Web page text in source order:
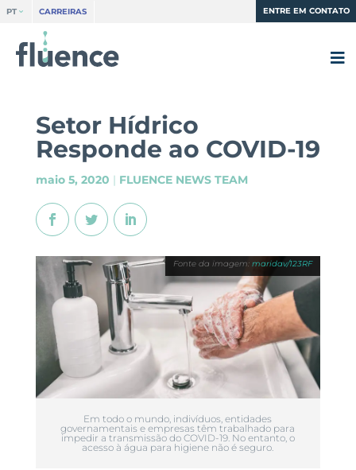
PT CARREIRAS ENTRE EM CONTATO
Setor Hídrico
Responde ao COVID-19
maio 5, 2020 | FLUENCE NEWS TEAM
maridav/123RF
Em todo o mundo, indivíduos, entidades
governamentais e empresas têm trabalhado para
impedir a transmissão do COVID-19. No entanto, o
acesso à água para higiene não é seguro.